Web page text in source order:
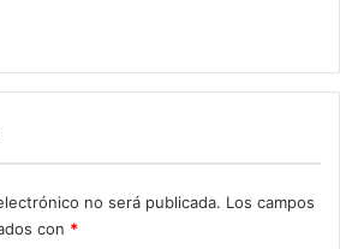
no será publicada. Los campos
con *